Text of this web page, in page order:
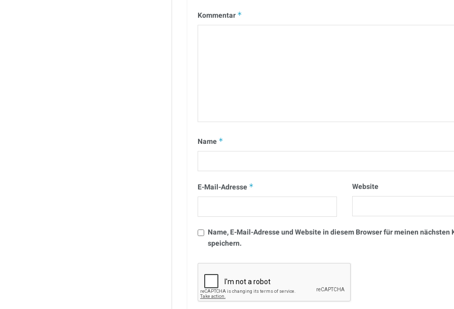
Kommentar *
Name *
E-Mail-Adresse * Website
Name, E-Mail-Adresse und Website in diesem Browser für meinen nächsten
speichern.